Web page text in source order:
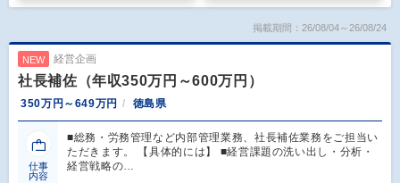
掲載期間：26/08/04～26/08/24
NEW 経営企画
社長補佐（年収350万円～600万円）
350万円～649万円 徳島県
仕事
内容
■総務・労務管理など内部管理業務、社長補佐業務をご担当い
ただきます。 【具体的には】 ■経営課題の洗い出し・分析・
経営戦略の…